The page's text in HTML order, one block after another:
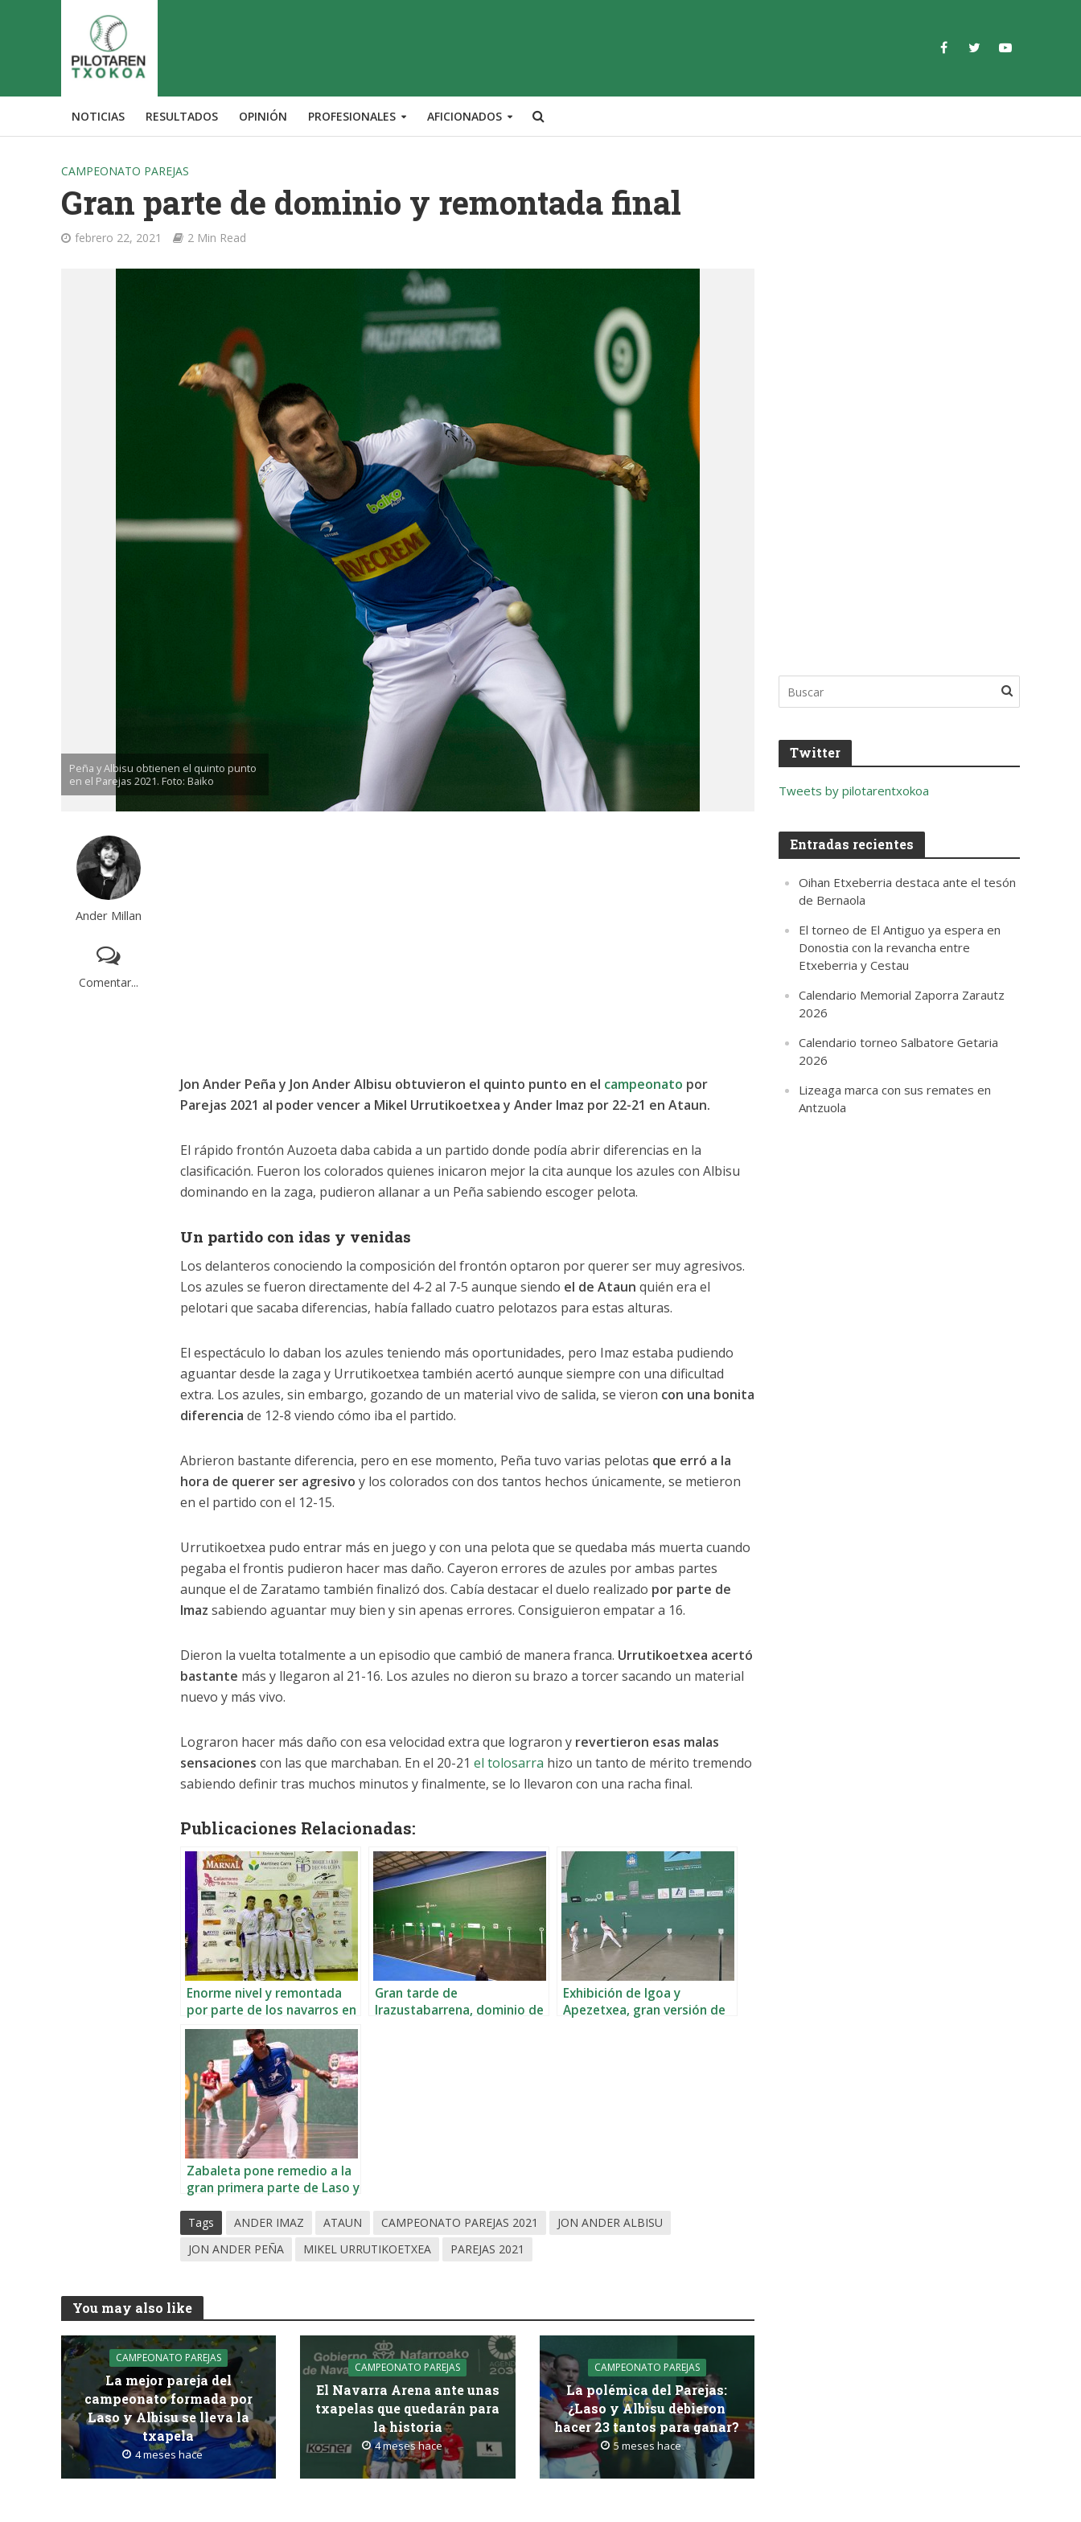
NOTICIAS RESULTADOS OPINIÓN PROFESIONALES AFICIONADOS
CAMPEONATO PAREJAS
Gran parte de dominio y remontada final
febrero 22, 2021 2 Min Read
Peña y Albisu obtienen el quinto punto
en el Parejas 2021. Foto: Baiko
Ander Millan
Comentar...
Jon Ander Peña y Jon Ander Albisu obtuvieron el quinto punto en el campeonato por
Parejas 2021 al poder vencer a Mikel Urrutikoetxea y Ander Imaz por 22-21 en Ataun.
El rápido frontón Auzoeta daba cabida a un partido donde podía abrir diferencias en la
clasificación. Fueron los colorados quienes inicaron mejor la cita aunque los azules con Albisu
dominando en la zaga, pudieron allanar a un Peña sabiendo escoger pelota.
Un partido con idas y venidas
Los delanteros conociendo la composición del frontón optaron por querer ser muy agresivos.
Los azules se fueron directamente del 4-2 al 7-5 aunque siendo el de Ataun quién era el
pelotari que sacaba diferencias, había fallado cuatro pelotazos para estas alturas.
El espectáculo lo daban los azules teniendo más oportunidades, pero Imaz estaba pudiendo
aguantar desde la zaga y Urrutikoetxea también acertó aunque siempre con una dificultad
extra. Los azules, sin embargo, gozando de un material vivo de salida, se vieron con una bonita
diferencia de 12-8 viendo cómo iba el partido.
Abrieron bastante diferencia, pero en ese momento, Peña tuvo varias pelotas que erró a la
hora de querer ser agresivo y los colorados con dos tantos hechos únicamente, se metieron
en el partido con el 12-15.
Urrutikoetxea pudo entrar más en juego y con una pelota que se quedaba más muerta cuando
pegaba el frontis pudieron hacer mas daño. Cayeron errores de azules por ambas partes
aunque el de Zaratamo también finalizó dos. Cabía destacar el duelo realizado por parte de
Imaz sabiendo aguantar muy bien y sin apenas errores. Consiguieron empatar a 16.
Dieron la vuelta totalmente a un episodio que cambió de manera franca. Urrutikoetxea acertó
bastante más y llegaron al 21-16. Los azules no dieron su brazo a torcer sacando un material
nuevo y más vivo.
Lograron hacer más daño con esa velocidad extra que lograron y revertieron esas malas
sensaciones con las que marchaban. En el 20-21el tolosarra hizo un tanto de mérito tremendo
sabiendo definir tras muchos minutos y finalmente, se lo llevaron con una racha final.
Publicaciones Relacionadas:
Enorme nivel y remontada
por parte de los navarros en
Nájera
Gran tarde de
Irazustabarrena, dominio de
Exhibición de Igoa y
Apezetxea, gran versión de
Zabaleta pone remedio a la
gran primera parte de Laso y
Tags ANDER IMAZ ATAUN CAMPEONATO PAREJAS 2021
JON ANDER ALBISU
JON ANDER PEÑA
MIKEL URRUTIKOETXEA PAREJAS 2021
You may also like
CAMPEONATO PAREJAS
La mejor pareja del
campeonato formada por
Laso y Albisu se lleva la
txapela
4 meses hace
CAMPEONATO PAREJAS
El Navarra Arena ante unas
txapelas que quedarán para
la historia
4 meses hace
CAMPEONATO PAREJAS
La polémica del Parejas:
¿Laso y Albisu debieron
hacer 23 tantos para ganar?
5 meses hace
Twitter
Tweets by pilotarentxokoa
Entradas recientes
Oihan Etxeberria destaca ante el tesón
de Bernaola
El torneo de El Antiguo ya espera en
Donostia con la revancha entre
Etxeberria y Cestau
Calendario Memorial Zaporra Zarautz
2026
Calendario torneo Salbatore Getaria
2026
Lizeaga marca con sus remates en
Antzuola